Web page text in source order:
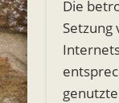
Die
Setzung